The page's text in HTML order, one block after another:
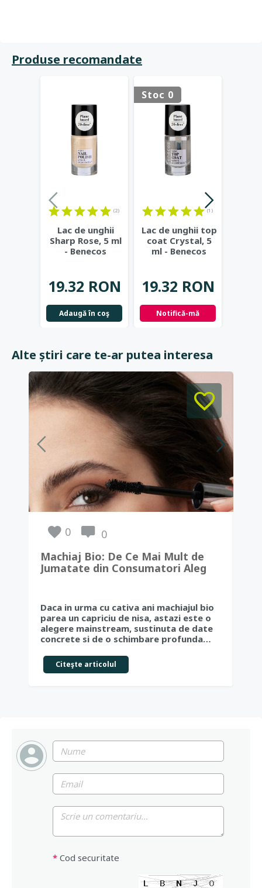
Produse recomandate
(2)
Lac de unghii
Sharp Rose, 5 ml
- Benecos
19.32 RON
Adaugă în coş
Stoc 0
(1)
Lac de unghii top
coat Crystal, 5
ml - Benecos
19.32 RON
Notifică-mă
Alte știri care te-ar putea interesa
0
0
Machiaj Bio: De Ce Mai Mult de
Jumatate din Consumatori Aleg
Daca in urma cu cativa ani machiajul bio
parea un capriciu de nisa, astazi este o
alegere mainstream, sustinuta de date
concrete si de o schimbare profunda…
Citeşte articolul
* Cod securitate